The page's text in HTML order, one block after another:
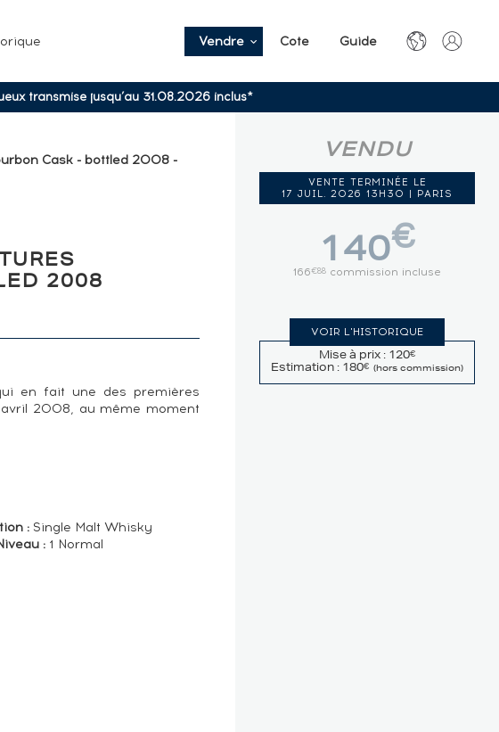
Vendre Cote Guide
transmise jusqu’au 31.08.2026 inclus*
Cask - bottled 2008 -
2008
en fait une des premières
2008, au même moment
:Single Malt Whisky
:1 Normal
VENDU
VENTE TERMINÉE LE
17 JUIL. 2026 13H30 | PARIS
140€
166€88 commission incluse
VOIR L'HISTORIQUE
Mise à prix : 120€
Estimation : 180€ (hors commission)